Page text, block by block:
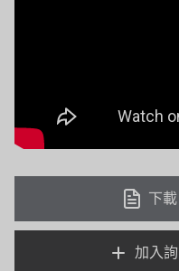
KATO
下
加入